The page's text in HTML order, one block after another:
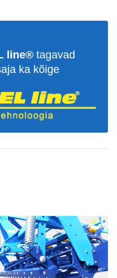
line® tagavad
ka kõige